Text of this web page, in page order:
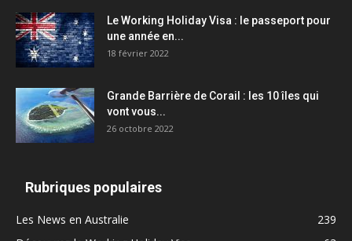
Le Working Holiday Visa : le passeport pour
une année en...
18 février 2022
Grande Barrière de Corail : les 10 îles qui
vont vous...
26 octobre 2022
Rubriques populaires
Les News en Australie
239